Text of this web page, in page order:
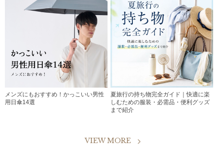
メンズにもおすすめ！かっこいい男性
用日傘14選
夏旅行の持ち物完全ガイド｜快適に楽
しむための服装・必需品・便利グッズ
まで紹介
VIEW MORE